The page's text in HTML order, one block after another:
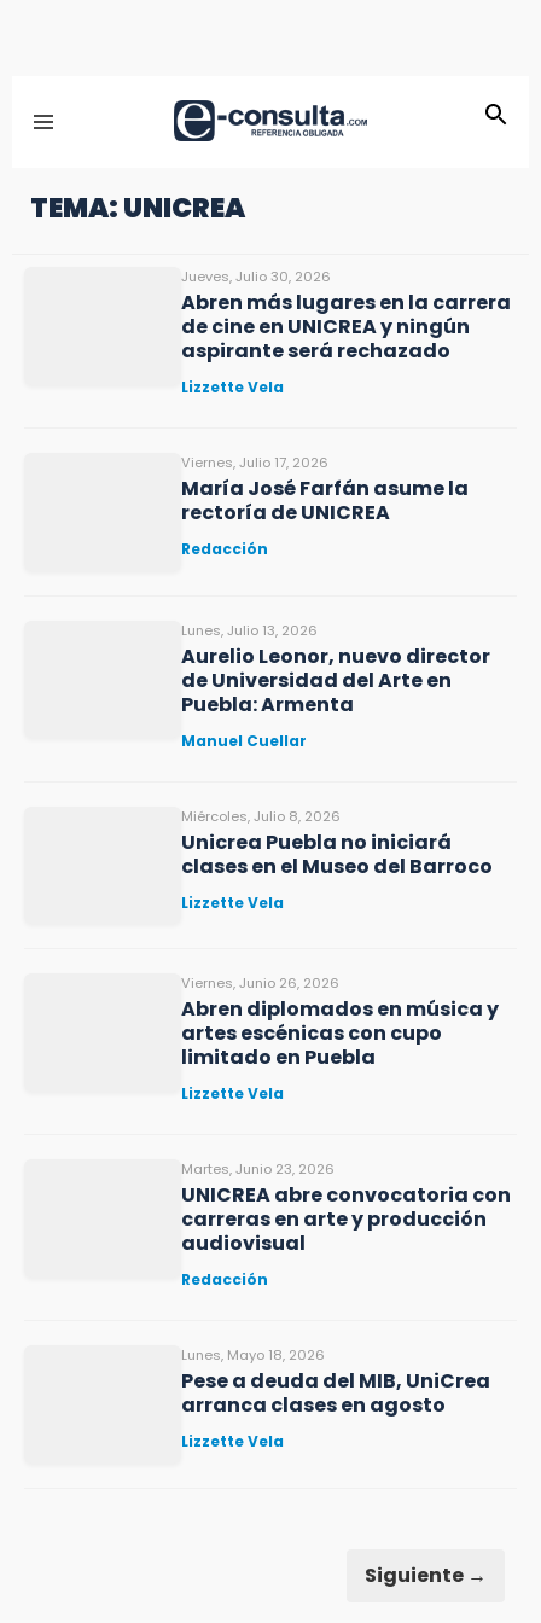
TEMA: UNICREA
Jueves, Julio 30, 2026
Abren más lugares en la carrera
de cine en UNICREA y ningún
aspirante será rechazado
Lizzette Vela
Viernes, Julio 17, 2026
María José Farfán asume la
rectoría de UNICREA
Redacción
Lunes, Julio 13, 2026
Aurelio Leonor, nuevo director
de Universidad del Arte en
Puebla: Armenta
Manuel Cuellar
Miércoles, Julio 8, 2026
Unicrea Puebla no iniciará
clases en el Museo del Barroco
Lizzette Vela
Viernes, Junio 26, 2026
Abren diplomados en música y
artes escénicas con cupo
limitado en Puebla
Lizzette Vela
Martes, Junio 23, 2026
UNICREA abre convocatoria con
carreras en arte y producción
audiovisual
Redacción
Lunes, Mayo 18, 2026
Pese a deuda del MIB, UniCrea
arranca clases en agosto
Lizzette Vela
Siguiente →